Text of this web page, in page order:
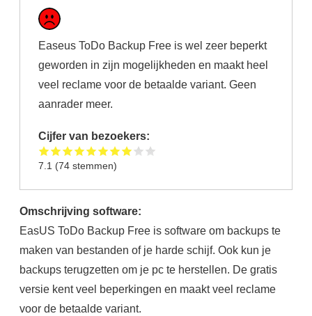
Easeus ToDo Backup Free is wel zeer beperkt
geworden in zijn mogelijkheden en maakt heel
veel reclame voor de betaalde variant. Geen
aanrader meer.
Cijfer van bezoekers:
7.1 (74 stemmen)
Omschrijving software:
EasUS ToDo Backup Free is software om backups te
maken van bestanden of je harde schijf. Ook kun je
backups terugzetten om je pc te herstellen. De gratis
versie kent veel beperkingen en maakt veel reclame
voor de betaalde variant.